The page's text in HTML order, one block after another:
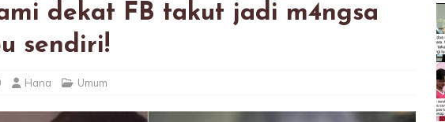
dekat FB takut jadi m4ngsa
sendiri!
Hana Umum